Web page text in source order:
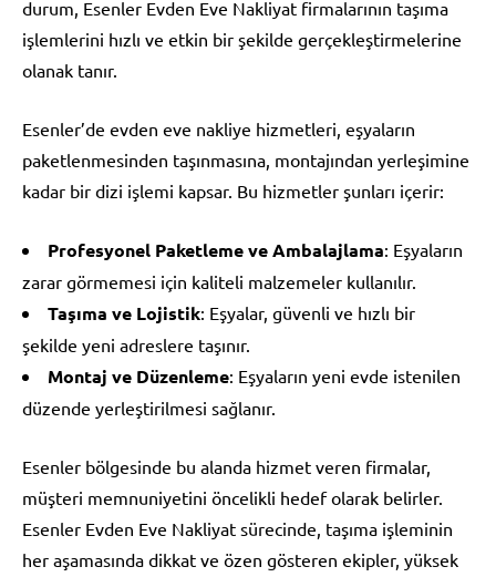
durum, Esenler Evden Eve Nakliyat firmalarının taşıma
işlemlerini hızlı ve etkin bir şekilde gerçekleştirmelerine
olanak tanır.
Esenler’de evden eve nakliye hizmetleri, eşyaların
paketlenmesinden taşınmasına, montajından yerleşimine
kadar bir dizi işlemi kapsar. Bu hizmetler şunları içerir:
Profesyonel Paketleme ve Ambalajlama: Eşyaların
zarar görmemesi için kaliteli malzemeler kullanılır.
Taşıma ve Lojistik: Eşyalar, güvenli ve hızlı bir
şekilde yeni adreslere taşınır.
Montaj ve Düzenleme: Eşyaların yeni evde istenilen
düzende yerleştirilmesi sağlanır.
Esenler bölgesinde bu alanda hizmet veren firmalar,
müşteri memnuniyetini öncelikli hedef olarak belirler.
Esenler Evden Eve Nakliyat sürecinde, taşıma işleminin
her aşamasında dikkat ve özen gösteren ekipler, yüksek